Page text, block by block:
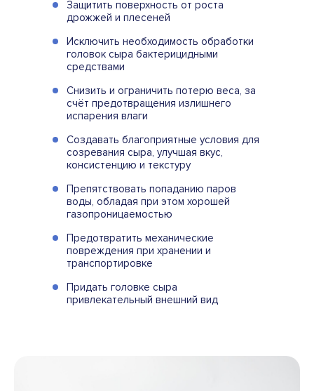
Создавать благоприятные условия для
созревания сыра, улучшая вкус,
консистенцию и текстуру
Снизить и ограничить потерю веса, за
счёт предотвращения излишнего
испарения влаги
Исключить необходимость обработки
головок сыра бактерицидными
средствами
Защитить поверхность от роста
дрожжей и плесеней
Препятствовать попаданию паров
воды, обладая при этом хорошей
газопроницаемостью
Придать головке сыра
привлекательный внешний вид
Предотвратить механические
повреждения при хранении и
транспортировке